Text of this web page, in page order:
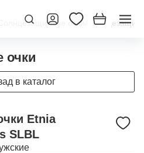
Солнцезащитные очки
очки
в каталог
Etnia
SLBL